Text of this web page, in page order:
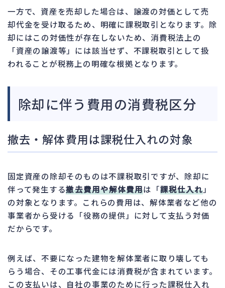
一方で、資産を売却した場合は、譲渡の対価として売
却代金を受け取るため、明確に課税取引となります。除
却にはこの対価性が存在しないため、消費税法上の
「資産の譲渡等」には該当せず、不課税取引として扱
われることが税務上の明確な根拠となります。
除却に伴う費用の消費税区分
撤去・解体費用は課税仕入れの対象
固定資産の除却そのものは不課税取引ですが、除却に
伴って発生する撤去費用や解体費用は「課税仕入れ」
の対象となります。これらの費用は、解体業者など他の
事業者から受ける「役務の提供」に対して支払う対価
だからです。
例えば、不要になった建物を解体業者に取り壊しても
らう場合、その工事代金には消費税が含まれています。
この支払いは、自社の事業のために行った課税仕入れ